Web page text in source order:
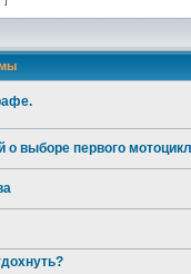
о выборе первого